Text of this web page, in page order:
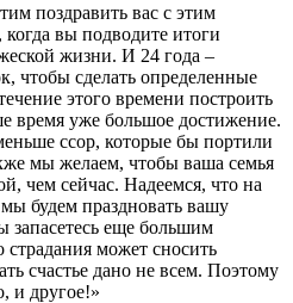
поздравить вас с этим
вы подводите итоги
жизни. И 24 года –
чтобы сделать определенные
этого времени построить
время уже большое достижение.
ссор, которые бы портили
мы желаем, чтобы ваша семья
чем сейчас. Надеемся, что на
будем праздновать вашу
запасетесь еще большим
может сносить
счастье дано не всем. Поэтому
и другое!»